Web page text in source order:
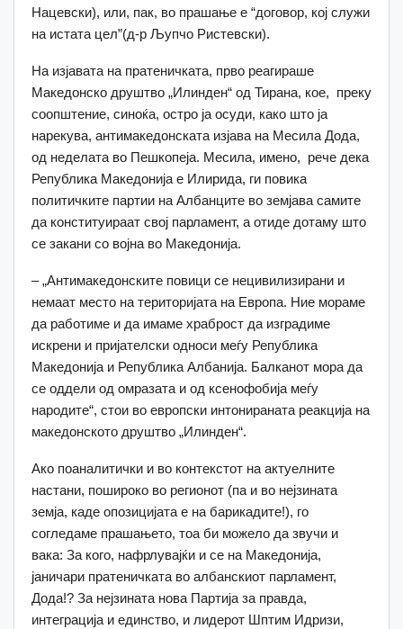
Нацевски), или, пак, во прашање е “договор, кој служи
на истата цел”(д-р Љупчо Ристевски).
На изјавата на пратеничката, прво реагираше
Македонско друштво „Илинден“ од Тирана, кое, преку
соопштение, синоќа, остро ја осуди, како што ја
нарекува, антимакедонската изјава на Месила Дода,
од неделата во Пешкопеја. Месила, имено, рече дека
Република Македонија е Илирида, ги повика
политичките партии на Албанците во земјава самите
да конституираат свој парламент, а отиде дотаму што
се закани со војна во Македонија.
– „Антимакедонските повици се нецивилизирани и
немаат место на територијата на Европа. Ние мораме
да работиме и да имаме храброст да изградиме
искрени и пријателски односи меѓу Република
Македонија и Република Албанија. Балканот мора да
се оддели од омразата и од ксенофобија меѓу
народите“, стои во европски интонираната реакција на
македонското друштво „Илинден“.
Ако поаналитички и во контекстот на актуелните
настани, пошироко во регионот (па и во нејзината
земја, каде опозицијата е на барикадите!), го
согледаме прашањето, тоа би можело да звучи и
вака: За кого, нафрлувајќи и се на Македонија,
јаничари пратеничката во албанскиот парламент,
Дода!? За нејзината нова Партија за правда,
интеграција и единство, и лидерот Шптим Идризи,